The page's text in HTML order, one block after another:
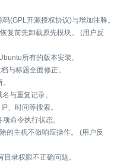
(GPL开源授权协议)与增加注释。
复前先卸载原先模块。 (用户反
所有的版本安装。
与标题全面修正。
与重复记录。
、时间等搜索。
命令执行状态。
的主机不做响应操作。 (用户反
录权限不正确问题。